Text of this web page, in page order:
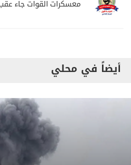
معسكرات القوات جاء
أيضاً في محلي